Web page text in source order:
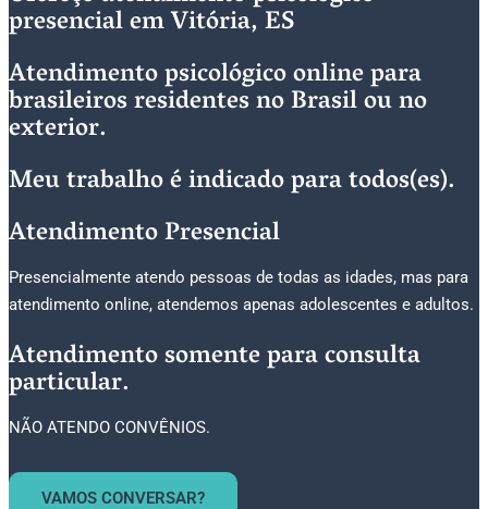
presencial em Vitória, ES
Atendimento psicológico online para
brasileiros residentes no Brasil ou no
exterior.
Meu trabalho é indicado para todos(es).
Atendimento Presencial
Presencialmente atendo pessoas de todas as idades, mas para
atendimento online, atendemos apenas adolescentes e adultos.
Atendimento somente para consulta
particular.
NÃO ATENDO CONVÊNIOS.
VAMOS CONVERSAR?